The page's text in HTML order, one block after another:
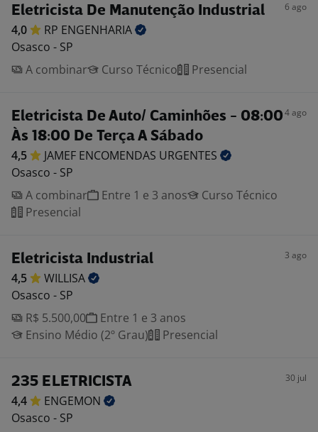
Eletricista De Manutenção Industrial 6 ago
4,0 RP ENGENHARIA
Osasco - SP
A combinar
Curso Técnico Presencial
Eletricista De Auto/ Caminhões - 08:00
Às 18:00 De Terça A Sábado
4 ago
4,5 JAMEF ENCOMENDAS URGENTES
Osasco - SP
A combinar
Entre 1 e 3 anos
Curso Técnico
Presencial
Eletricista Industrial 3 ago
4,5
WILLISA
Osasco - SP
R$ 5.500,00
Entre 1 e 3 anos
Ensino Médio (2º Grau)
Presencial
235 ELETRICISTA 30 jul
4,4
ENGEMON
Osasco - SP